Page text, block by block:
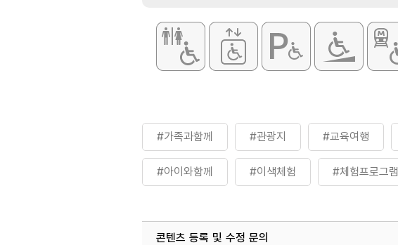
#가족과함께 #관광지 #교육여행
#아이와함께 #이색체험 #체험프로그램
콘텐츠 등록 및 수정 문의